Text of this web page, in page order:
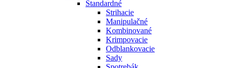
Štandardné
Strihacie
Manipulačné
Kombinované
Krimpovacie
Odblankovacie
Sady